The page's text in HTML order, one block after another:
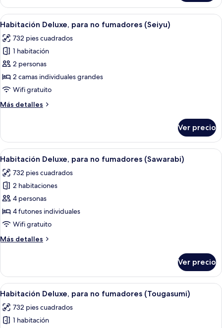
superior,
para
no
(Akatoki)
Abrir
todas
las
fotos
de
Habitación
Deluxe,
no
Un baño moderno con una bañera
5
Habitación Deluxe, para no fumadores (Seiyu)
732 pies cuadrados
1 habitación
2 personas
2 camas individuales grandes
Wifi gratuito
Más detalles
Más
Deluxe,
para
no
(Seiyu)
Ver precio
Abrir
todas
las
fotos
de
Habitación
Deluxe,
no
Un baño moderno con un ventanal
7
Habitación Deluxe, para no fumadores (Sawarabi)
732 pies cuadrados
2 habitaciones
4 personas
4 futones individuales
Wifi gratuito
Más detalles
Más
Deluxe,
para
no
(Sawarabi)
Ver precio
Abrir
todas
las
fotos
Interior de madera con una amplia
8
Habitación Deluxe, para no fumadores (Tougasumi)
732 pies cuadrados
1 habitación